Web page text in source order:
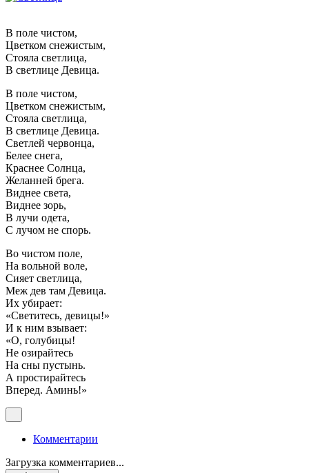
В поле чистом,
Цветком снежистым,
Стояла светлица,
В светлице Девица.
В поле чистом,
Цветком снежистым,
Стояла светлица,
В светлице Девица.
Светлей червонца,
Белее снега,
Краснее Солнца,
Желанней брега.
Виднее света,
Виднее зорь,
В лучи одета,
С лучом не спорь.
Во чистом поле,
На вольной воле,
Сияет светлица,
Меж дев там Девица.
Их убирает:
«Светитесь, девицы!»
И к ним взывает:
«О, голубицы!
Не озирайтесь
На сны пустынь.
А простирайтесь
Вперед. Аминь!»
Комментарии
Загрузка комментариев...